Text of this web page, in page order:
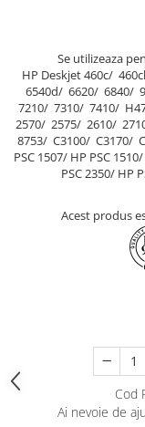
Se utilizeaza
HP Deskjet 460c/
6540d/ 6620/ 6840/
7210/ 7310/ 7410/
2570/ 2575/ 2610/
8753/ C3100/ C3170/
PSC 1507/ HP PSC
PSC 2350/ HP
Acest produs
Cod
Ai nevoie de